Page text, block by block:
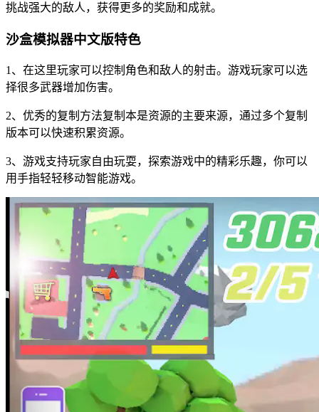
挑战强大的敌人，获得更多的奖励和成就。
沙盒模拟器中文版特色
1、在这里玩家可以控制角色和敌人的射击。游戏玩家可以选
择很多武器增加伤害。
2、优秀的复制方法复制本是资源的主要来源，通过多个复制
版本可以快速积累资源。
3、游戏支持玩家自由玩耍，探索游戏中的精彩乐趣，你可以
用手指轻轻移动智能游戏。